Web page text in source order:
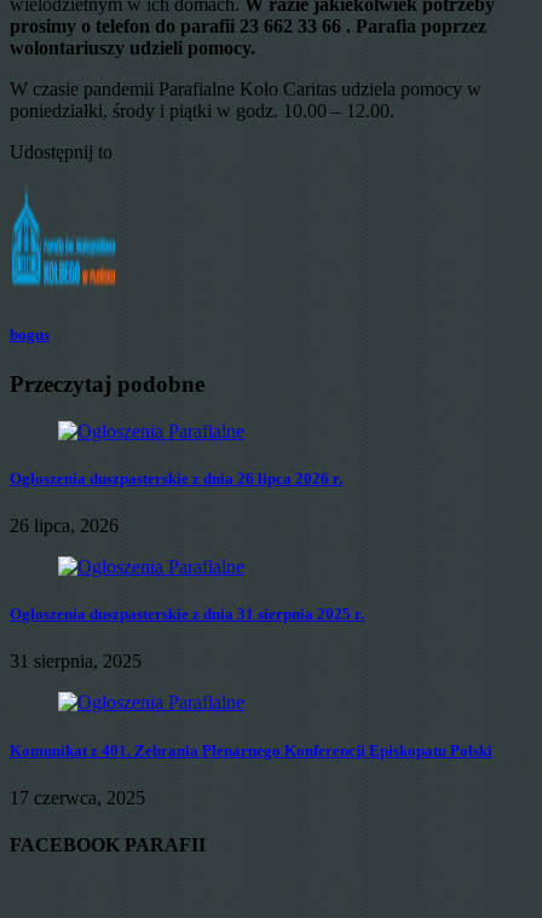
prosimy o telefon do parafii 23 662 33 66 . Parafia poprzez
wolontariuszy udzieli pomocy.
W czasie pandemii Parafialne Koło Caritas udziela pomocy w
poniedziałki, środy i piątki w godz. 10.00 – 12.00.
Udostępnij to
bogus
Przeczytaj podobne
Ogłoszenia duszpasterskie z dnia 26 lipca 2026 r.
26 lipca, 2026
Ogłoszenia duszpasterskie z dnia 31 sierpnia 2025 r.
31 sierpnia, 2025
Komunikat z 401. Zebrania Plenarnego Konferencji Episkopatu Polski
17 czerwca, 2025
FACEBOOK PARAFII